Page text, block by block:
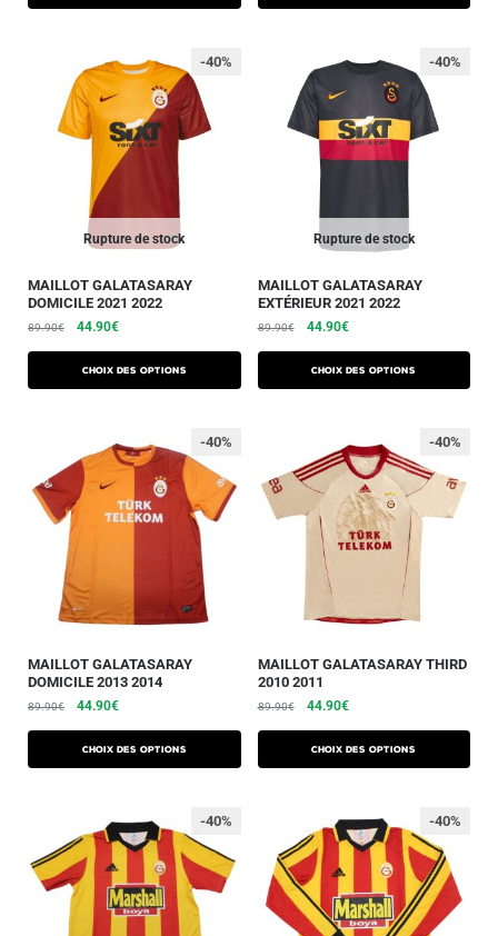
Rupture de stock
-40%
MAILLOT GALATASARAY
DOMICILE 2021 2022
89.90€ 44.90€
Choix des options
Rupture de stock
-40%
MAILLOT GALATASARAY
EXTÉRIEUR 2021 2022
89.90€ 44.90€
Choix des options
-40%
MAILLOT GALATASARAY
DOMICILE 2013 2014
89.90€ 44.90€
Choix des options
-40%
MAILLOT GALATASARAY THIRD
2010 2011
89.90€ 44.90€
Choix des options
-40% -40%